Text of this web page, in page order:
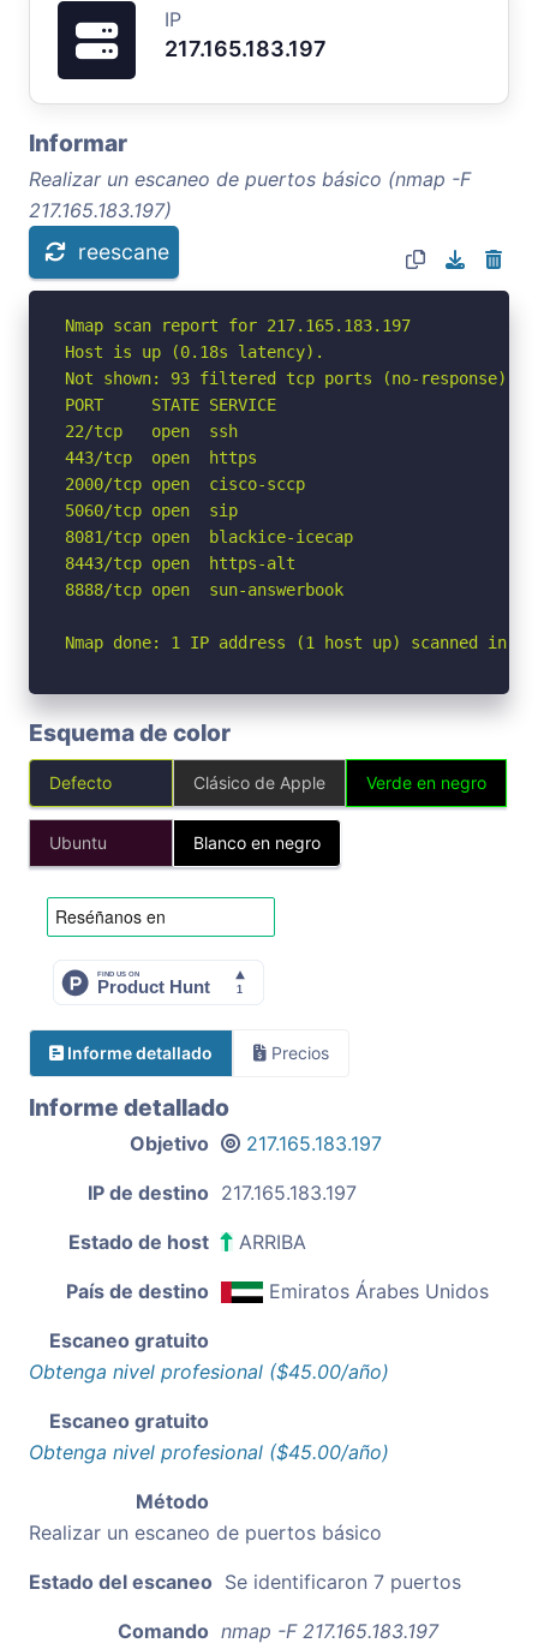
IP
217.165.183.197
Informar
Realizar un escaneo de puertos básico (nmap -F
217.165.183.197)
reescane
Nmap scan report for 217.165.183.197
Host is up (0.18s latency).
Not shown: 93 filtered tcp ports (no-response)
PORT     STATE SERVICE
22/tcp   open  ssh
443/tcp  open  https
2000/tcp open  cisco-sccp
5060/tcp open  sip
8081/tcp open  blackice-icecap
8443/tcp open  https-alt
8888/tcp open  sun-answerbook
Nmap done: 1 IP address (1 host up) scanned in
Esquema de color
Defecto Clásico de Apple Verde en negro
Ubuntu Blanco en negro
Informe detallado Precios
Informe detallado
Objetivo 217.165.183.197
IP de destino 217.165.183.197
Estado de host ARRIBA
País de destino Emiratos Árabes Unidos
Escaneo gratuito
Obtenga nivel profesional ($45.00/año)
Escaneo gratuito
Obtenga nivel profesional ($45.00/año)
Método
Realizar un escaneo de puertos básico
Estado del escaneo Se identificaron 7 puertos
Comando nmap -F 217.165.183.197